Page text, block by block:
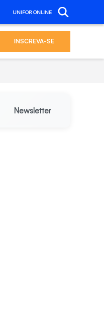
UNIFOR ONLINE
INSCREVA-SE
Newsletter